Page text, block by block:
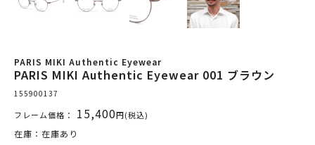
PARIS MIKI Authentic Eyewear
PARIS MIKI Authentic Eyewear 001 ブラウン
155900137
フレーム価格： 15,400円(税込)
在庫：在庫あり